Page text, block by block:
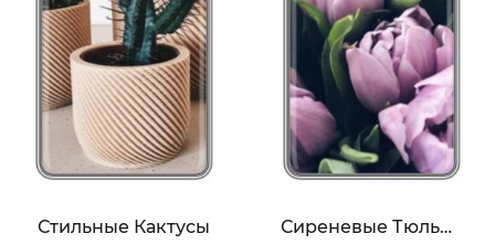
Стильные Кактусы
Сиреневые Тюльпаны